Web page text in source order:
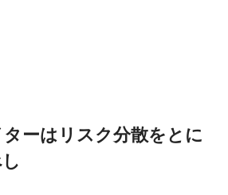
ーはリスク分散をとに